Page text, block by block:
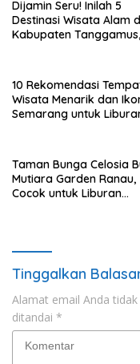
Dijamin Seru! Inilah 5
Destinasi Wisata Alam
Kabupaten Tanggamus,
10 Rekomendasi
Wisata Menarik dan
Semarang untuk
Taman Bunga Celosia
Mutiara Garden Ranau,
Cocok untuk Liburan
Tinggalkan
Alamat email Anda
ditandai *